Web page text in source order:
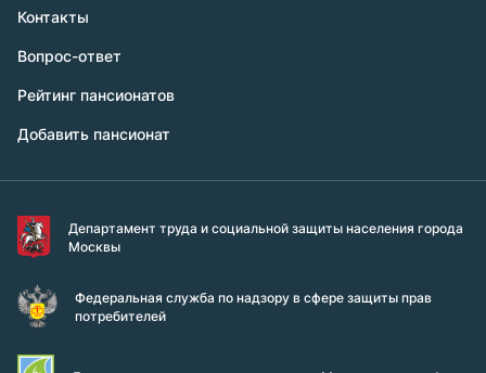
Контакты
Вопрос-ответ
Рейтинг пансионатов
Добавить пансионат
Департамент труда и социальной защиты населения города
Москвы
Федеральная служба по надзору в сфере защиты прав
потребителей